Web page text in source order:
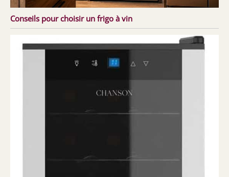
Conseils pour choisir un frigo à vin